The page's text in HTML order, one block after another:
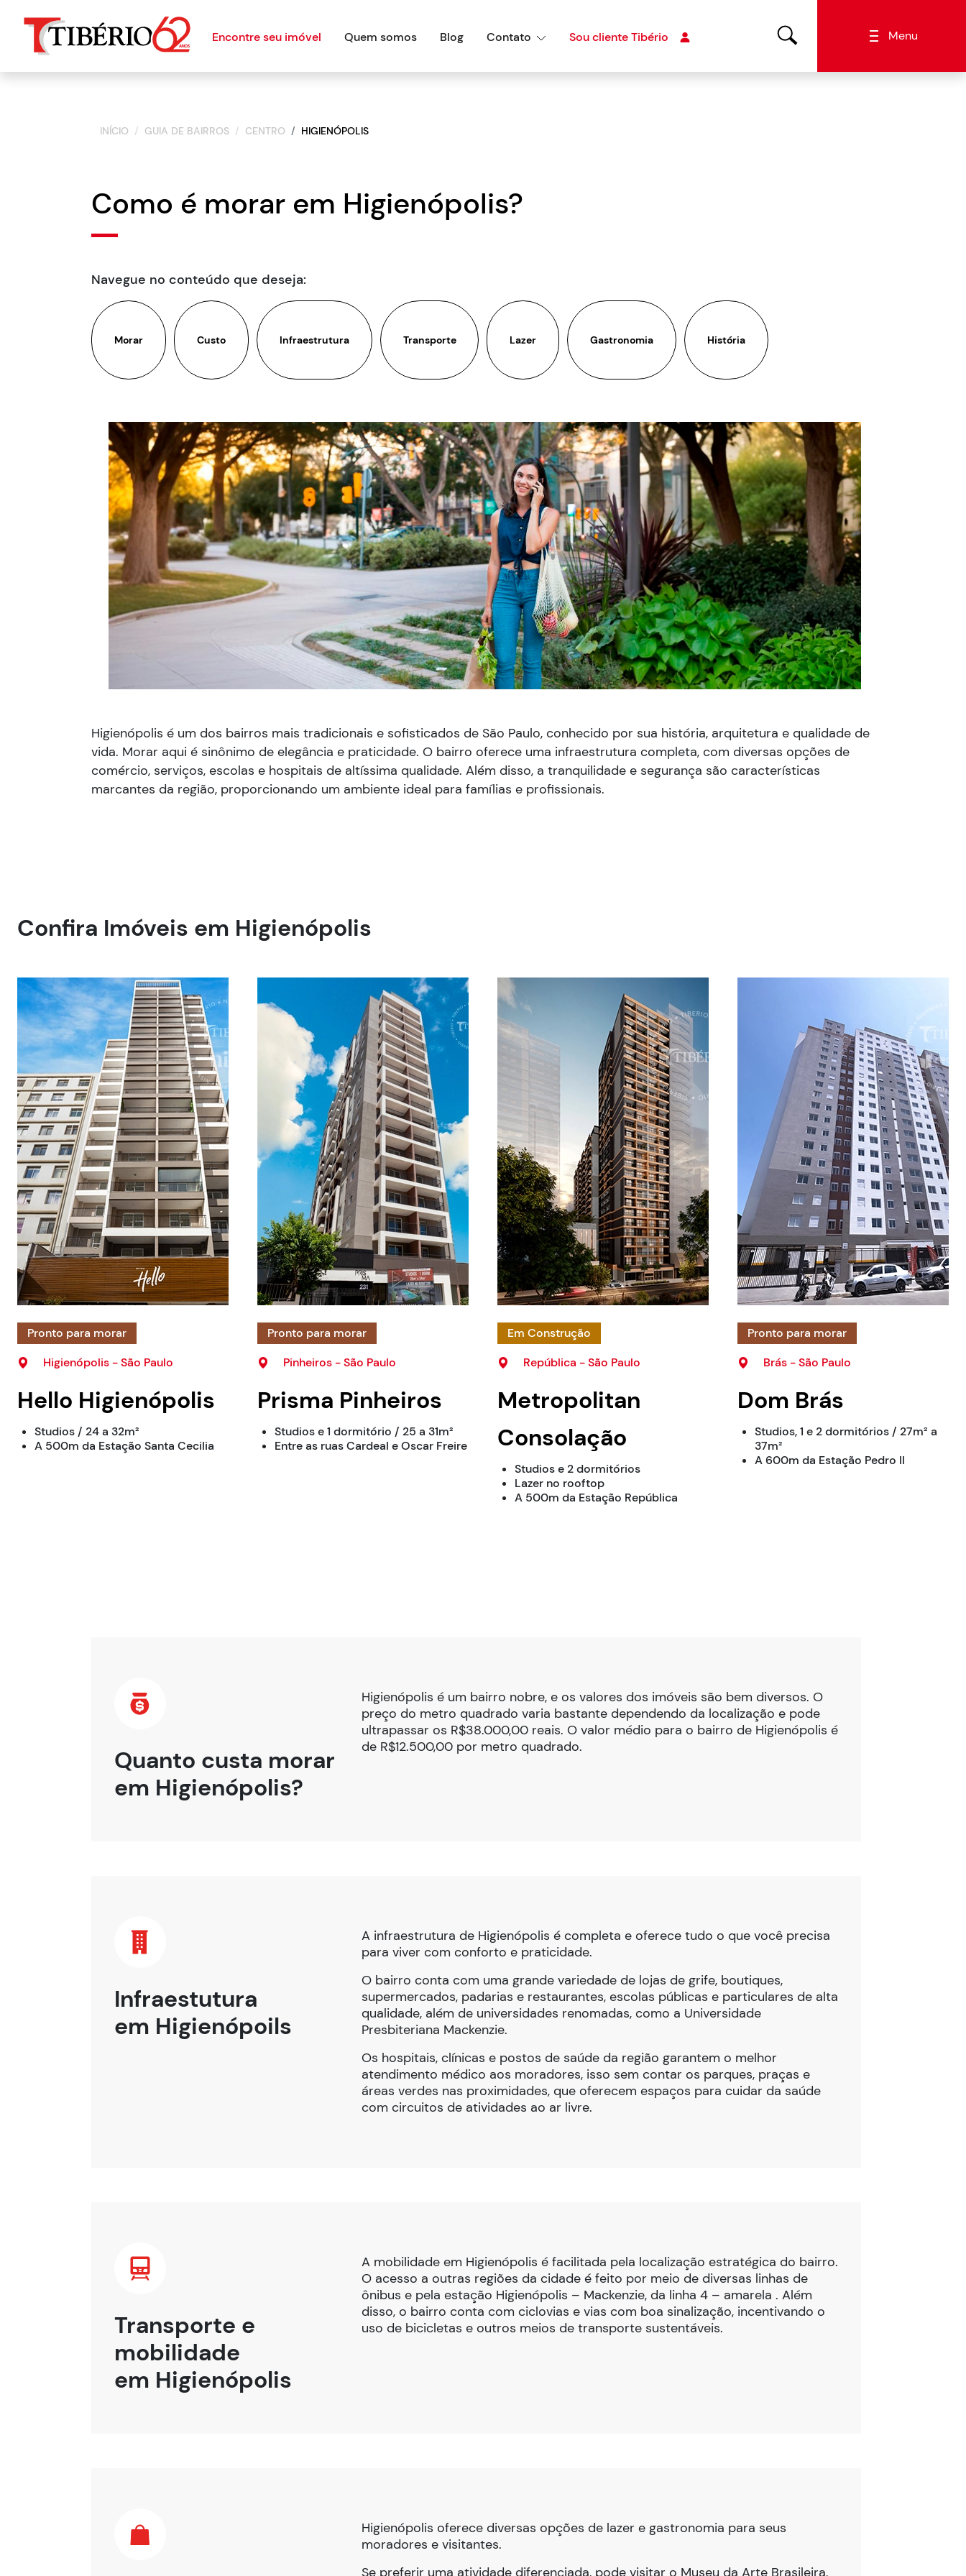
Encontre seu imóvel Quem somos Blog Contato Sou cliente Tibério Menu
INÍCIO GUIA DE BAIRROS CENTRO HIGIENÓPOLIS
Como é morar em Higienópolis?
Navegue no conteúdo que deseja:
Morar Custo Infraestrutura Transporte Lazer Gastronomia História
Higienópolis é um dos bairros mais tradicionais e sofisticados de São Paulo, conhecido por sua história, arquitetura e qualidade de
vida. Morar aqui é sinônimo de elegância e praticidade. O bairro oferece uma infraestrutura completa, com diversas opções de
comércio, serviços, escolas e hospitais de altíssima qualidade. Além disso, a tranquilidade e segurança são características
marcantes da região, proporcionando um ambiente ideal para famílias e profissionais.
Confira Imóveis em Higienópolis
Pronto para morar
Higienópolis - São Paulo
Hello Higienópolis
Studios / 24 a 32m²
A 500m da Estação Santa Cecilia
Pronto para morar
Pinheiros - São Paulo
Prisma Pinheiros
Studios e 1 dormitório / 25 a 31m²
Entre as ruas Cardeal e Oscar Freire
Em Construção
República - São Paulo
Metropolitan
Consolação
Studios e 2 dormitórios
Lazer no rooftop
A 500m da Estação República
Pronto para morar
Brás - São Paulo
Dom Brás
Studios, 1 e 2 dormitórios / 27m² a
37m²
A 600m da Estação Pedro II
Quanto custa morar
em Higienópolis?
Higienópolis é um bairro nobre, e os valores dos imóveis são bem diversos. O
preço do metro quadrado varia bastante dependendo da localização e pode
ultrapassar os R$38.000,00 reais. O valor médio para o bairro de Higienópolis é
de R$12.500,00 por metro quadrado.
Infraestutura
em Higienópoils
A infraestrutura de Higienópolis é completa e oferece tudo o que você precisa
para viver com conforto e praticidade.
O bairro conta com uma grande variedade de lojas de grife, boutiques,
supermercados, padarias e restaurantes, escolas públicas e particulares de alta
qualidade, além de universidades renomadas, como a Universidade
Presbiteriana Mackenzie.
Os hospitais, clínicas e postos de saúde da região garantem o melhor
atendimento médico aos moradores, isso sem contar os parques, praças e
áreas verdes nas proximidades, que oferecem espaços para cuidar da saúde
com circuitos de atividades ao ar livre.
Transporte e
mobilidade
em Higienópolis
A mobilidade em Higienópolis é facilitada pela localização estratégica do bairro.
O acesso a outras regiões da cidade é feito por meio de diversas linhas de
ônibus e pela estação Higienópolis – Mackenzie, da linha 4 – amarela . Além
disso, o bairro conta com ciclovias e vias com boa sinalização, incentivando o
uso de bicicletas e outros meios de transporte sustentáveis.
Higienópolis oferece diversas opções de lazer e gastronomia para seus
moradores e visitantes.